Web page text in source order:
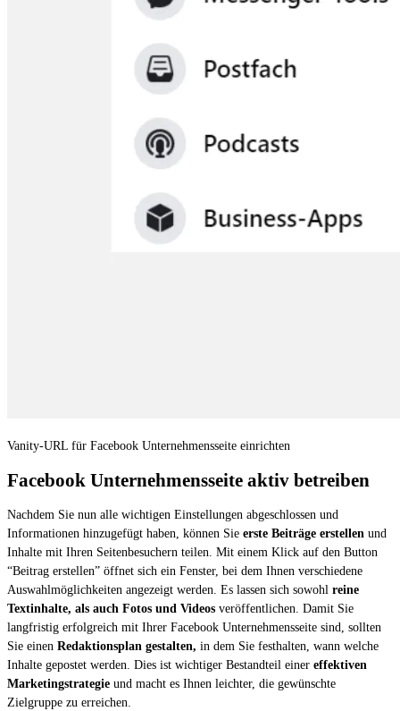
Vanity-URL für Facebook Unternehmensseite einrichten
Facebook Unternehmensseite aktiv betreiben
Nachdem Sie nun alle wichtigen Einstellungen abgeschlossen und
Informationen hinzugefügt haben, können Sie erste Beiträge erstellen und
Inhalte mit Ihren Seitenbesuchern teilen. Mit einem Klick auf den Button
“Beitrag erstellen” öffnet sich ein Fenster, bei dem Ihnen verschiedene
Auswahlmöglichkeiten angezeigt werden. Es lassen sich sowohl reine
Textinhalte, als auch Fotos und Videos veröffentlichen. Damit Sie
langfristig erfolgreich mit Ihrer Facebook Unternehmensseite sind, sollten
Sie einen Redaktionsplan gestalten, in dem Sie festhalten, wann welche
Inhalte gepostet werden. Dies ist wichtiger Bestandteil einer effektiven
Marketingstrategie und macht es Ihnen leichter, die gewünschte
Zielgruppe zu erreichen.